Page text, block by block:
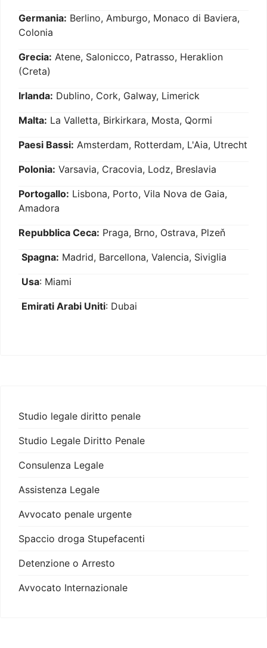
Germania: Berlino, Amburgo, Monaco di Baviera,
Colonia
Grecia: Atene, Salonicco, Patrasso, Heraklion
(Creta)
Irlanda: Dublino, Cork, Galway, Limerick
Malta: La Valletta, Birkirkara, Mosta, Qormi
Paesi Bassi: Amsterdam, Rotterdam, L'Aia, Utrecht
Polonia: Varsavia, Cracovia, Lodz, Breslavia
Portogallo: Lisbona, Porto, Vila Nova de Gaia,
Amadora
Repubblica Ceca: Praga, Brno, Ostrava, Plzeň
Spagna: Madrid, Barcellona, Valencia, Siviglia
Usa: Miami
Emirati Arabi Uniti: Dubai
Studio legale diritto penale
Studio Legale Diritto Penale
Consulenza Legale
Assistenza Legale
Avvocato penale urgente
Spaccio droga Stupefacenti
Detenzione o Arresto
Avvocato Internazionale